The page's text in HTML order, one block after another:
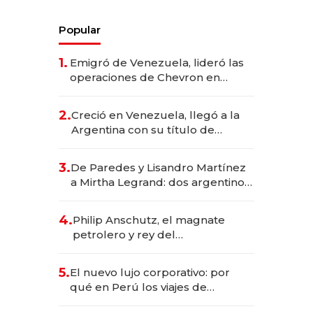
Popular
1. Emigró de Venezuela, lideró las
operaciones de Chevron en
2.Creció en Venezuela, llegó a la
Argentina con su título de
las marcas "fast premium"
3.De Paredes y Lisandro Martínez
a Mirtha Legrand: dos argentinos
4.Philip Anschutz, el magnate
petrolero y rey del
Fénix
5.El nuevo lujo corporativo: por
qué en Perú los viajes de